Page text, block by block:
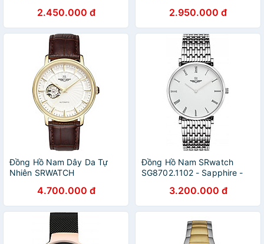
2.450.000 đ 2.950.000 đ
Đồng Hồ Nam Dây Da Tự
Nhiên SRWATCH
4.700.000 đ
Đồng Hồ Nam SRwatch
SG8702.1102 - Sapphire -
kim loại3.200.000 đ